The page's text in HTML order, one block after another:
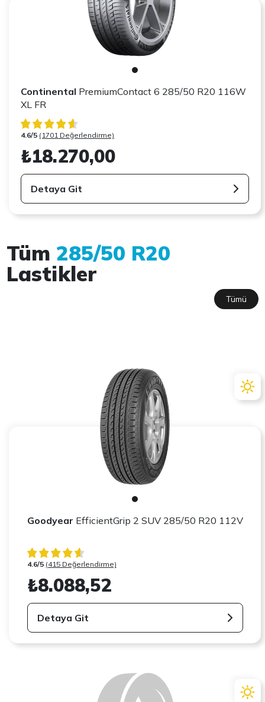
Continental PremiumContact 6 285/50 R20 116W
XL FR
4.6/5 (1701 Değerlendirme)
₺18.270,00
Detaya Git
Tüm 285/50 R20
Lastikler
Tümü
Goodyear EfficientGrip 2 SUV 285/50 R20 112V
4.6/5 (415 Değerlendirme)
₺8.088,52
Detaya Git